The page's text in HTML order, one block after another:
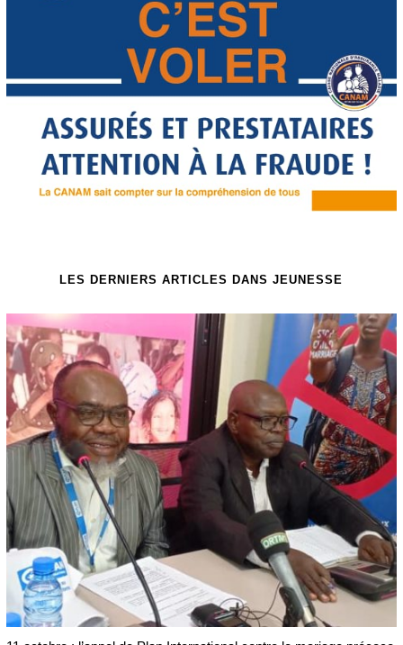
LES DERNIERS ARTICLES DANS JEUNESSE